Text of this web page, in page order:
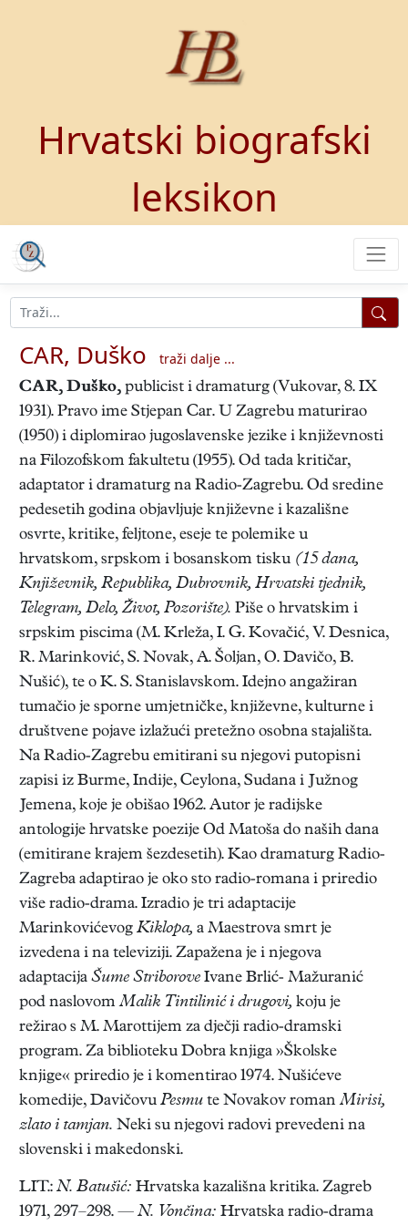
Hrvatski biografski
leksikon
CAR, Duško
traži dalje ...
CAR, Duško, publicist i dramaturg (Vukovar, 8. IX
1931). Pravo ime Stjepan Car. U Zagrebu maturirao
(1950) i diplomirao jugoslavenske jezike i književnosti
na Filozofskom fakultetu (1955). Od tada kritičar,
adaptator i dramaturg na Radio-Zagrebu. Od sredine
pedesetih godina objavljuje književne i kazališne
osvrte, kritike, feljtone, eseje te polemike u
hrvatskom, srpskom i bosanskom tisku (15 dana,
Književnik, Republika, Dubrovnik, Hrvatski tjednik,
Telegram, Delo, Život, Pozorište). Piše o hrvatskim i
srpskim piscima (M. Krleža, I. G. Kovačić, V. Desnica,
R. Marinković, S. Novak, A. Šoljan, O. Davičo, B.
Nušić), te o K. S. Stanislavskom. Idejno angažiran
tumačio je sporne umjetničke, književne, kulturne i
društvene pojave izlažući pretežno osobna stajališta.
Na Radio-Zagrebu emitirani su njegovi putopisni
zapisi iz Burme, Indije, Ceylona, Sudana i Južnog
Jemena, koje je obišao 1962. Autor je radijske
antologije hrvatske poezije Od Matoša do naših dana
(emitirane krajem šezdesetih). Kao dramaturg Radio-
Zagreba adaptirao je oko sto radio-romana i priredio
više radio-drama. Izradio je tri adaptacije
Marinkovićevog Kiklopa, a Maestrova smrt je
izvedena i na televiziji. Zapažena je i njegova
adaptacija Šume Striborove Ivane Brlić- Mažuranić
pod naslovomMalik Tintilinić i drugovi, koju je
režirao s M. Marottijem za dječji radio-dramski
program. Za biblioteku Dobra knjiga »Školske
knjige« priredio je i komentirao 1974. Nušićeve
komedije, Davičovu Pesmu te Novakov romanMirisi,
zlato i tamjan. Neki su njegovi radovi prevedeni na
slovenski i makedonski.
LIT.: N. Batušić: Hrvatska kazališna kritika. Zagreb
1971, 297–298. — N. Vončina: Hrvatska radio-drama